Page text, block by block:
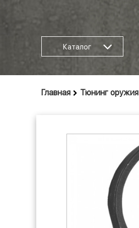
Каталог
Главная Тюнинг оружия